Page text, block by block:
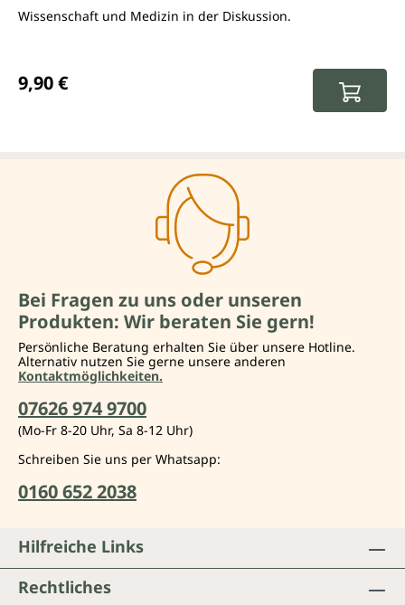
Wissenschaft und Medizin in der Diskussion.
9,90 €
Bei Fragen zu uns oder unseren
Produkten: Wir beraten Sie gern!
Persönliche Beratung erhalten Sie über unsere Hotline.
Alternativ nutzen Sie gerne unsere anderen
Kontaktmöglichkeiten.
07626 974 9700
(Mo-Fr 8-20 Uhr, Sa 8-12 Uhr)
Schreiben Sie uns per Whatsapp:
0160 652 2038
Hilfreiche Links
Rechtliches